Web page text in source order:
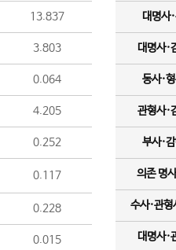
13.837
3.803
0.064
4.205
0.252
0.117
0.228
0.015
대명사
대명사·
동사·
관형사·
부사·
의존 명
수사·관형
대명사·